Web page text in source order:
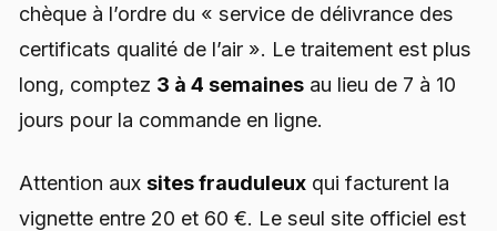
chèque à l’ordre du « service de délivrance des
certificats qualité de l’air ». Le traitement est plus
long, comptez 3 à 4 semaines au lieu de 7 à 10
jours pour la commande en ligne.
Attention aux sites frauduleux qui facturent la
vignette entre 20 et 60 €. Le seul site officiel est